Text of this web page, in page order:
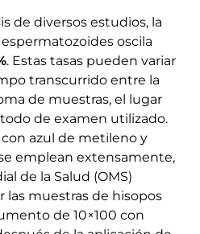
de diversos estudios, la
oscila
. Estas tasas pueden variar
transcurrido entre la
de muestras, el lugar
de examen utilizado.
azul de metileno y
emplean extensamente,
de la Salud (OMS)
las muestras de hisopos
de 10×100 con